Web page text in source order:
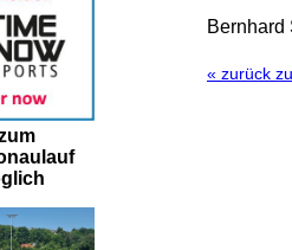
Bernhard
« zurück